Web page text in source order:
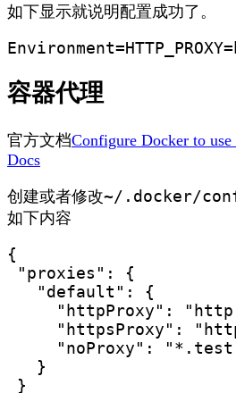
如下显示就说明配置成功了。
容器代理
官方文档Configure Docker to
Docs
创建或者修改~/.docker/
如下内容
{
"proxies": {
   "default": {
"httpProxy":
"httpsProxy":
"noProxy":
   }
}